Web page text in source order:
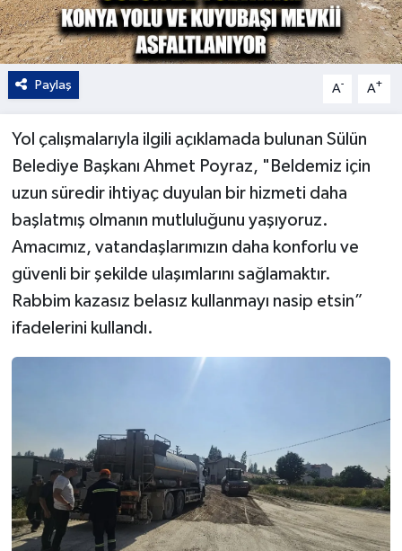
Paylaş A- A+
Yol çalışmalarıyla ilgili açıklamada bulunan Sülün
Belediye Başkanı Ahmet Poyraz, "Beldemiz için
uzun süredir ihtiyaç duyulan bir hizmeti daha
başlatmış olmanın mutluluğunu yaşıyoruz.
Amacımız, vatandaşlarımızın daha konforlu ve
güvenli bir şekilde ulaşımlarını sağlamaktır.
Rabbim kazasız belasız kullanmayı nasip etsin”
ifadelerini kullandı.